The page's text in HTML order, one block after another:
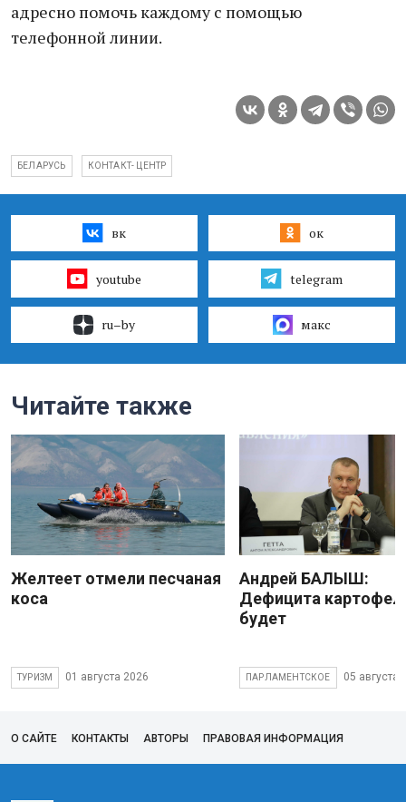
адресно помочь каждому с помощью
телефонной линии.
БЕЛАРУСЬ КОНТАКТ- ЦЕНТР
вк ок
youtube telegram
ru–by макс
Читайте также
Желтеет отмели песчаная
коса
ТУРИЗМ 01 августа 2026
Андрей БАЛЫШ:
Дефицита
будет
ПАРЛАМЕНТСКОЕ 05 августа
О САЙТЕ КОНТАКТЫ АВТОРЫ ПРАВОВАЯ ИНФОРМАЦИЯ